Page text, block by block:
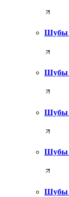
Шубы
Шубы
Шубы
Шубы
Шубы